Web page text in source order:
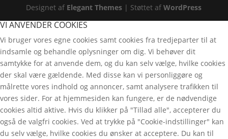
Designet af Elegant Themes | Støttet afWordPress
VI ANVENDER COOKIES
Vi bruger vores egne cookies samt cookies fra tredjeparter til at
indsamle og behandle oplysninger om dig. Vi behøver dit
samtykke for at anvende dem, og du kan selv vælge, hvilke cookies
der skal være gældende. Med disse kan vi personliggøre og
målrette vores indhold og annoncer, samt analysere trafikken til
vores sider. For at hjemmesiden kan fungere, er de nødvendige
cookies altid aktive. Hvis du klikker på "Tillad alle", accepterer du
også de valgfri cookies. Ved at trykke på "Cookie-indstillinger" kan
du selv vælge, hvilke cookies du ønsker at acceptere. Du kan til